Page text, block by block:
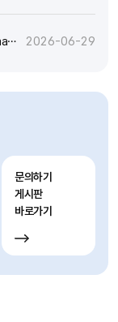
2026-06-29
문의하기
게시판
바로가기